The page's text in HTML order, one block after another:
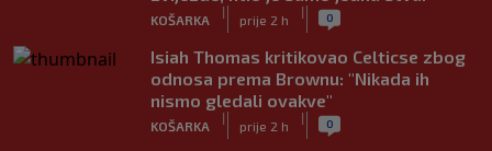
KOŠARKA
|
prije 2 h
| 0
Isiah Thomas kritikovao Celticse zbog
odnosa prema Brownu: "Nikada ih
nismo gledali ovakve"
KOŠARKA
|
prije 2 h
| 0